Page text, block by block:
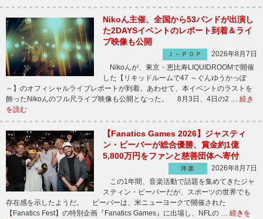
Nikoん主催、全国から53バンドが出演し
た2DAYSイベントのレポート到着＆ライ
ブ映像も公開
Ｊ－ＰＯＰ
2026年8月7日
Nikoんが、東京・恵比寿LIQUIDROOMで開催
した【リキッドルームで47 ～ぐんゆうかっぽ
～】のオフィシャルライブレポートが到着。あわせて、本イベントのラストを
飾ったNikoんのフル尺ライブ映像も公開となった。 8月3日、4日の2 … 続き
を読む
【Fanatics Games 2026】ジャスティ
ン・ビーバーが総合優勝、賞金約1億
5,800万円をファンと慈善団体へ寄付
洋楽
2026年8月7日
この1年間、音楽活動で話題を集めてきたジャ
スティン・ビーバーだが、スポーツの世界でも
存在感を示したようだ。 ビーバーは、米ニューヨークで開催された
【Fanatics Fest】の特別企画『Fanatics Games』に出場し、NFLの … 続きを